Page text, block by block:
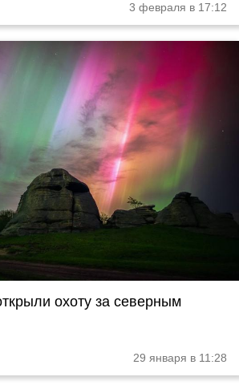
3 февраля в 17:12
охоту за северным
29 января в 11:28